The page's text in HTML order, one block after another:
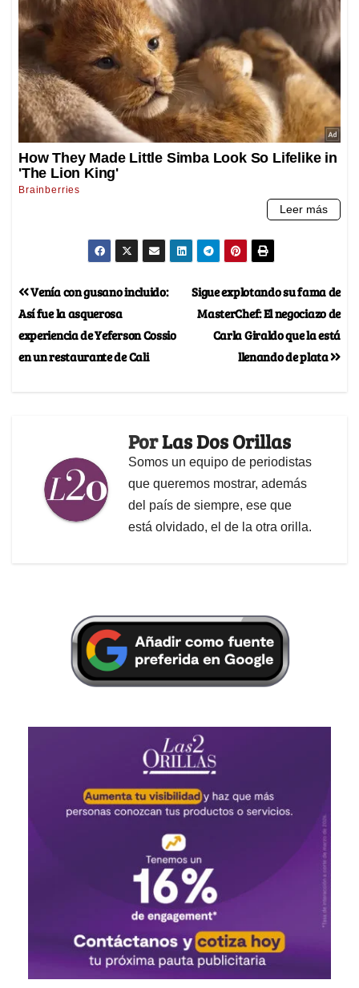
Sigue explotando su fama de
MasterChef: El negociazo de
Carla Giraldo que la está
llenando de plata
Venía con gusano incluido:
Así fue la asquerosa
experiencia de Yeferson Cossio
en un restaurante de Cali
PorLas Dos Orillas
Somos un equipo de periodistas
que queremos mostrar, además
del país de siempre, ese que
está olvidado, el de la otra orilla.